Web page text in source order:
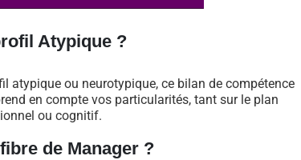
Atypique ?
atypique ou neurotypique, ce bilan de compétence
en compte vos particularités, tant sur le plan
ou cognitif.
de Manager ?